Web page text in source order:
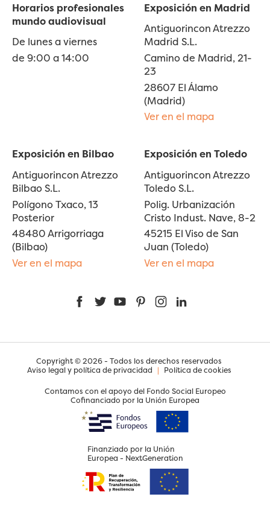
Horarios profesionales
mundo audiovisual
De lunes a viernes
de 9:00 a 14:00
Exposición en Madrid
Antiguorincon Atrezzo
Madrid S.L.
Camino de Madrid, 21-
23
28607 El Álamo
(Madrid)
Ver en el mapa
Exposición en Bilbao
Antiguorincon Atrezzo
Bilbao S.L.
Polígono Txaco, 13
Posterior
48480 Arrigorriaga
(Bilbao)
Ver en el mapa
Exposición en Toledo
Antiguorincon Atrezzo
Toledo S.L.
Polig. Urbanización
Cristo Indust. Nave, 8-2
45215 El Viso de San
Juan (Toledo)
Ver en el mapa
FacebookTwitterYouTubePinterestInstagram
Copyright © 2026 - Todos los derechos reservados
Aviso legal y política de privacidad | Política de cookies
Contamos con el apoyo del Fondo Social Europeo
Cofinanciado por la Unión Europea
Finanziado por la Unión
Europea - NextGeneration